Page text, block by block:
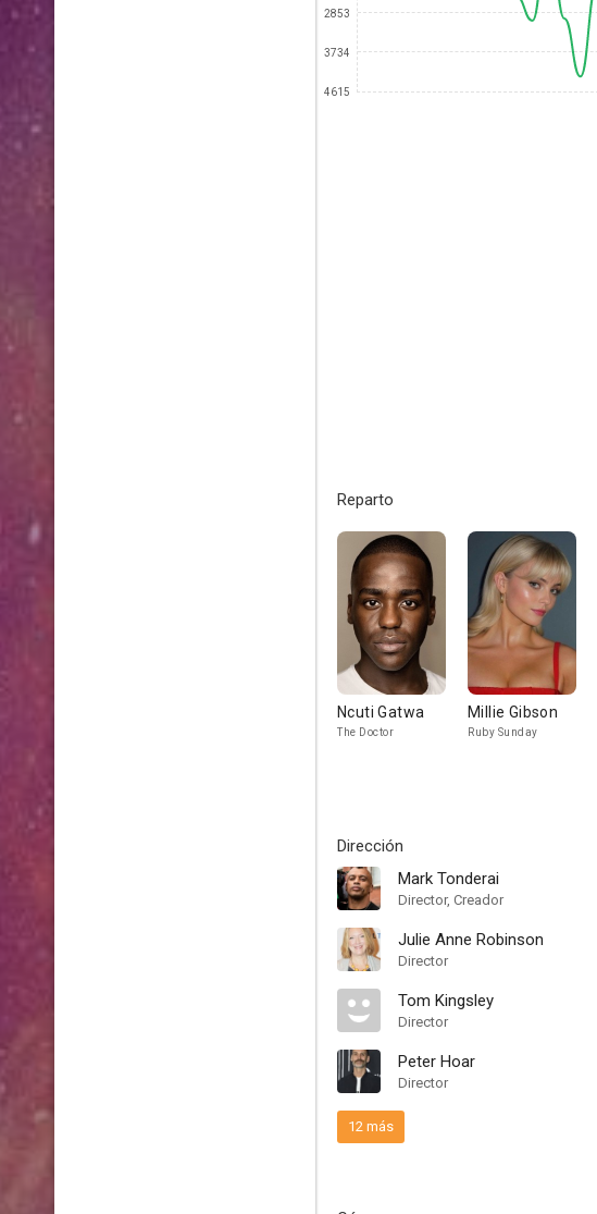
2853
3734
4615
Reparto
Ncuti Gatwa
The Doctor
Millie Gibson
Ruby Sunday
Dirección
Mark Tonderai
Director, Creador
Julie Anne Robinson
Director
Tom Kingsley
Director
Peter Hoar
Director
12 más